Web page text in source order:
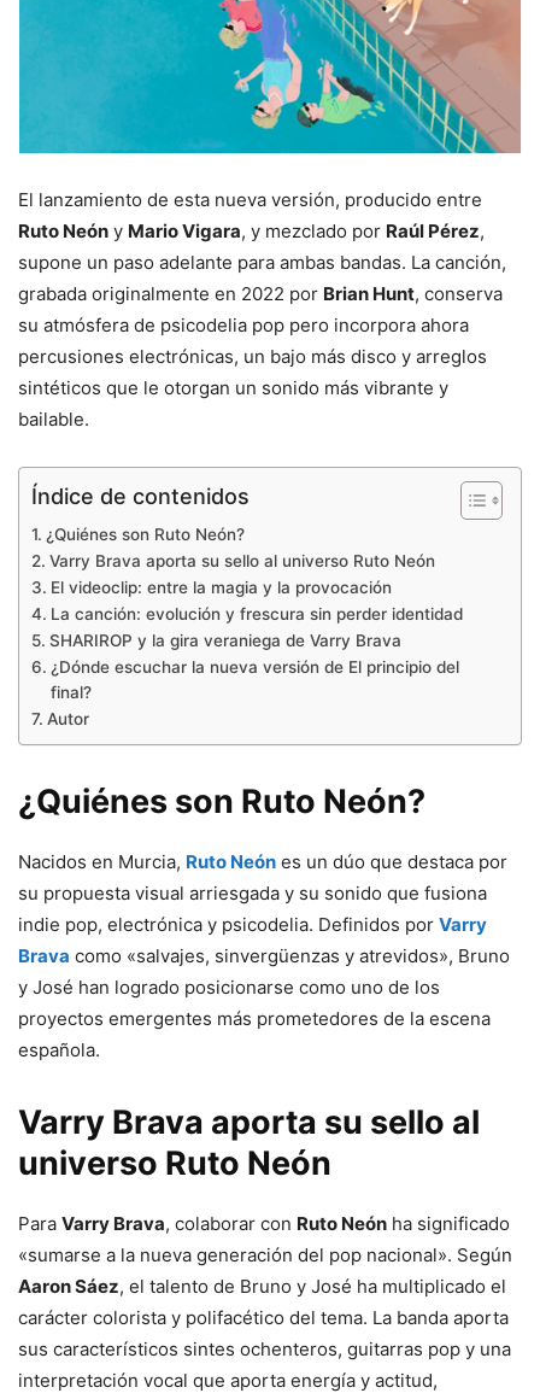
El lanzamiento de esta nueva versión, producido entre
Ruto Neón y Mario Vigara, y mezclado por Raúl Pérez,
supone un paso adelante para ambas bandas. La canción,
grabada originalmente en 2022 por Brian Hunt, conserva
su atmósfera de psicodelia pop pero incorpora ahora
percusiones electrónicas, un bajo más disco y arreglos
sintéticos que le otorgan un sonido más vibrante y
bailable.
Índice de contenidos
¿Quiénes son Ruto Neón?
Varry Brava aporta su sello al universo Ruto Neón
El videoclip: entre la magia y la provocación
La canción: evolución y frescura sin perder identidad
SHARIROP y la gira veraniega de Varry Brava
¿Dónde escuchar la nueva versión de El principio del
final?
Autor
¿Quiénes son Ruto Neón?
Nacidos en Murcia, Ruto Neón es un dúo que destaca por
su propuesta visual arriesgada y su sonido que fusiona
indie pop, electrónica y psicodelia. Definidos por Varry
Brava como «salvajes, sinvergüenzas y atrevidos», Bruno
y José han logrado posicionarse como uno de los
proyectos emergentes más prometedores de la escena
española.
Varry Brava aporta su sello al
universo Ruto Neón
Para Varry Brava, colaborar con Ruto Neón ha significado
«sumarse a la nueva generación del pop nacional». Según
Aaron Sáez, el talento de Bruno y José ha multiplicado el
carácter colorista y polifacético del tema. La banda aporta
sus característicos sintes ochenteros, guitarras pop y una
interpretación vocal que aporta energía y actitud,